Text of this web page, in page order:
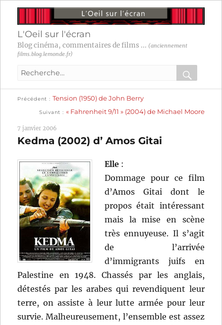
L'Oeil sur l'écran
Blog cinéma, commentaires de films ... (anciennement
films.blog.lemonde.fr)
Recherche
:
OK
Navigation
l’article
Précédent
précédente :
Tension (1950) de John Berry
Suivant
suivante :
« Fahrenheit 9/11 » (2004) de Michael Moore
7 janvier 2006
Kedma (2002) d’ Amos Gitai
Elle :
Dommage pour ce film
d’Amos Gitai dont le
propos était intéressant
mais la mise en scène
très ennuyeuse. Il s’agit
de l’arrivée
d’immigrants juifs en
Palestine en 1948. Chassés par les anglais,
détestés par les arabes qui revendiquent leur
terre, on assiste à leur lutte armée pour leur
survie. Malheureusement, l’ensemble est assez